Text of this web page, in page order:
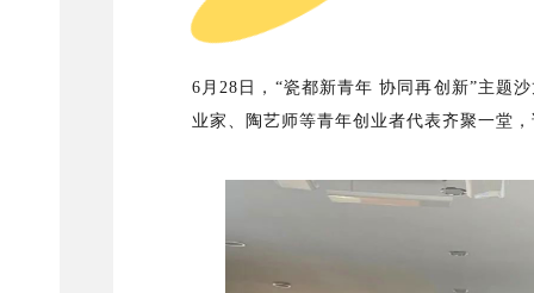
6月28日，“瓷都新青年 协同再创新”主题
业家、陶艺师等青年创业者代表齐聚一堂